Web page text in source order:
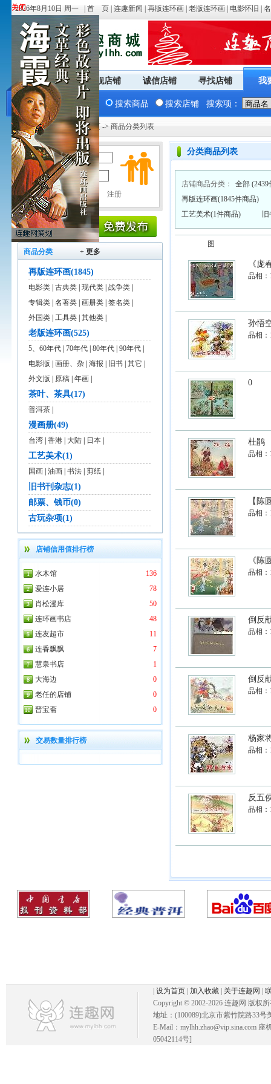
关闭
关闭
2026年8月10日 周一 | 首 页 连趣新闻 再版连环画 老版连环画 电影怀旧
商城首页 旗舰店铺 诚信店铺 寻找店铺 我
搜索商品 搜索店铺 搜索项：
您现在的位置：商城首页 -> 商品分类列表
用户名：
密 码：
商品分类 + 更多
再版连环画(1845)
电影类 古典类 现代类 战争类
专辑类 名著类 画册类 签名类
外国类 工具类 其他类
老版连环画(525)
5、60年代 70年代 80年代 90年代
电影版
画册、杂 海报 旧书 其它
外文版
原稿 年画
茶叶、茶具(17)
普洱茶
漫画册(49)
台湾 香港 大陆 日本
工艺美术(1)
国画 油画 书法 剪纸
旧书刊杂志(1)
邮票、钱币(0)
古玩杂项(1)
店铺信用值排行榜
水木馆
136
爱连小居
78
肖松漫库
50
连环画书店
48
连友超市
11
连香飘飘
7
慧泉书店
1
大海边
0
老任的店铺
0
晋宝斋
0
交易数量排行榜
分类商品列表
店铺商品分类： 全部
再版连环画(1845件商品)
工艺美术(1件商品)
图
《庞
品相：
孙悟
品相：
0
杜鹃
品相：
【陈
品相：
《陈
品相：
倒反
品相：
倒反
品相：
杨家
品相：
反五
品相：
设为首页 加入收藏 关于连趣网
Copyright © 2002-2026 连趣网 版权
地址：(100089)北京市紫竹院路33号
E-Mail：mylhh.zhao@vip.sina.com
05042114号]